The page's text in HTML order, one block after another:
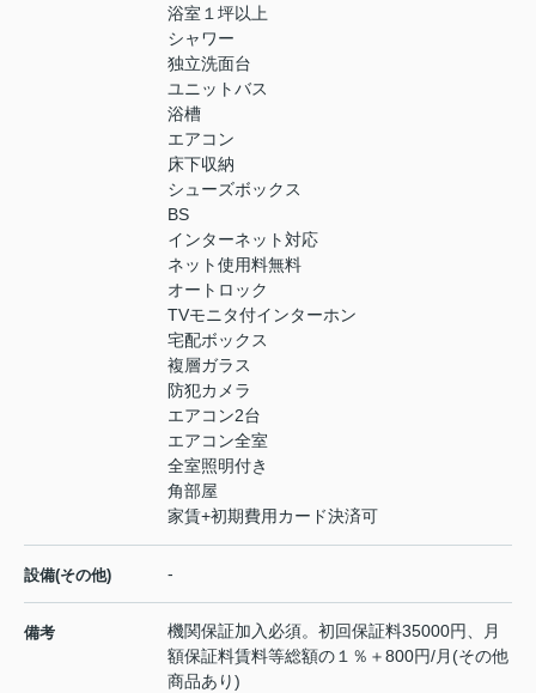
浴室１坪以上
シャワー
独立洗面台
ユニットバス
浴槽
エアコン
床下収納
シューズボックス
BS
インターネット対応
ネット使用料無料
オートロック
TVモニタ付インターホン
宅配ボックス
複層ガラス
防犯カメラ
エアコン2台
エアコン全室
全室照明付き
角部屋
家賃+初期費用カード決済可
設備(その他) -
備考
機関保証加入必須。初回保証料35000円、月
額保証料賃料等総額の１％＋800円/月(その他
商品あり)